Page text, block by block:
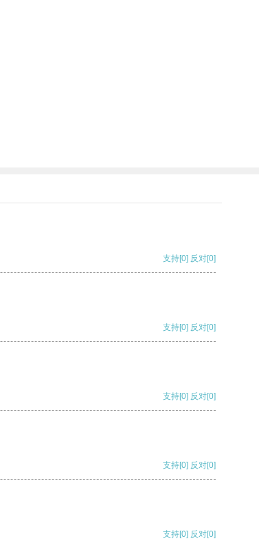
支持[0] 反对[0]
支持[0] 反对[0]
支持[0] 反对[0]
支持[0] 反对[0]
支持[0] 反对[0]